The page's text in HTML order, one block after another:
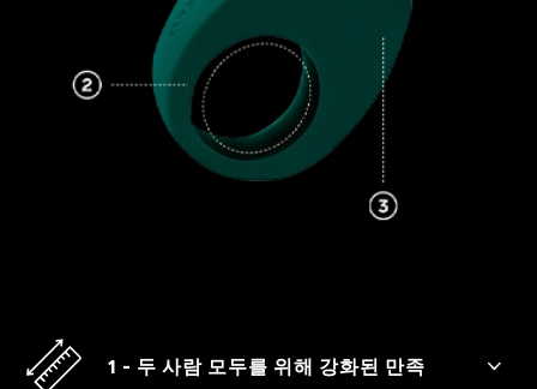
1 - 두 사람 모두를 위해 강화된 만족